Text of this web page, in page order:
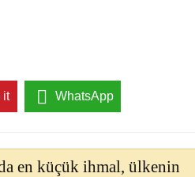
it WhatsApp
en küçük ihmal, ülkenin